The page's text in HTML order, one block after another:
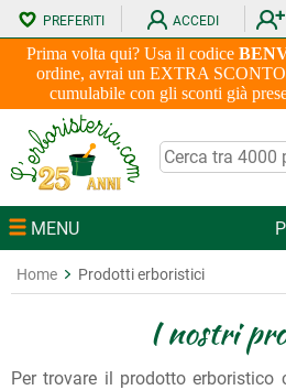
Prima volta qui? Usa il codice
ordine, avrai un EXTRA
cumulabile con gli sconti già
PREFERITI ACCEDI
MENU
Home Prodotti erboristici
I nostri
Per trovare il prodotto erboristico